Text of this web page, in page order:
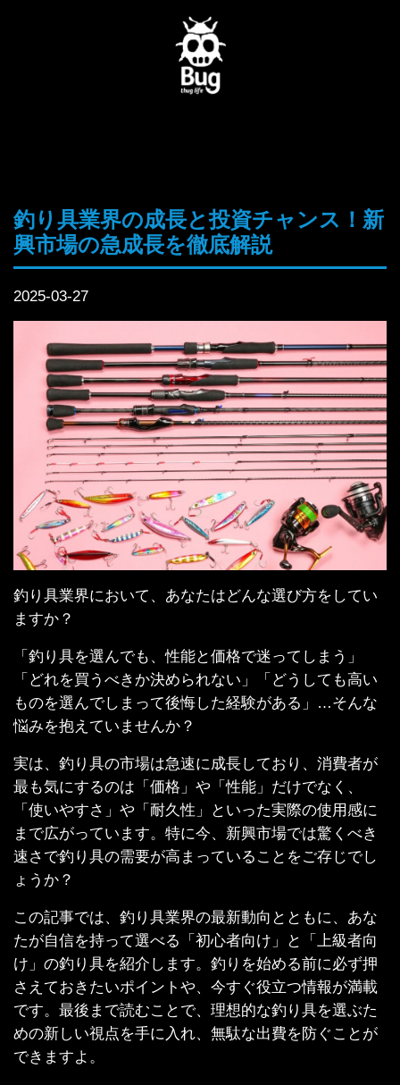
釣り具業界の成長と投資チャンス！新
興市場の急成長を徹底解説
2025-03-27
釣り具業界において、あなたはどんな選び方をしてい
ますか？
「釣り具を選んでも、性能と価格で迷ってしまう」
「どれを買うべきか決められない」「どうしても高い
ものを選んでしまって後悔した経験がある」…そんな
悩みを抱えていませんか？
実は、釣り具の市場は急速に成長しており、消費者が
最も気にするのは「価格」や「性能」だけでなく、
「使いやすさ」や「耐久性」といった実際の使用感に
まで広がっています。特に今、新興市場では驚くべき
速さで釣り具の需要が高まっていることをご存じでし
ょうか？
この記事では、釣り具業界の最新動向とともに、あな
たが自信を持って選べる「初心者向け」と「上級者向
け」の釣り具を紹介します。釣りを始める前に必ず押
さえておきたいポイントや、今すぐ役立つ情報が満載
です。最後まで読むことで、理想的な釣り具を選ぶた
めの新しい視点を手に入れ、無駄な出費を防ぐことが
できますよ。